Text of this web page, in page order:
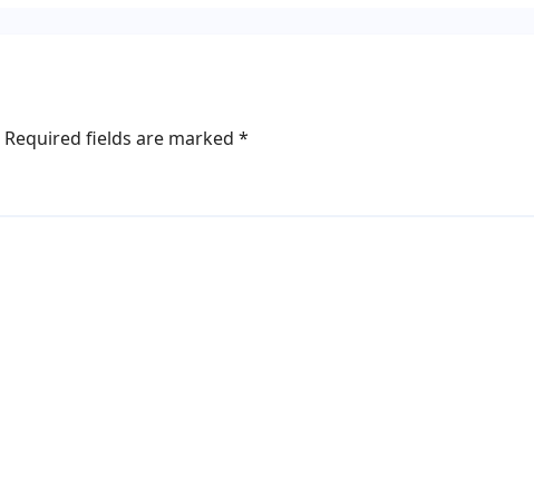
Required fields are marked *